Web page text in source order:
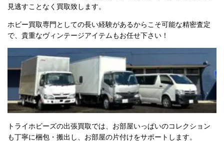
見逃すことなく買取致します。
ホビー買取専門としての長い経験があるからこそ可能な精密査定
で、貴重なヴィンテージアイテムもお任せ下さい！
トライホビーズの出張買取では、お部屋いっぱいのコレクション
も丁寧に梱包・搬出し、お部屋の片付けをサポートします。